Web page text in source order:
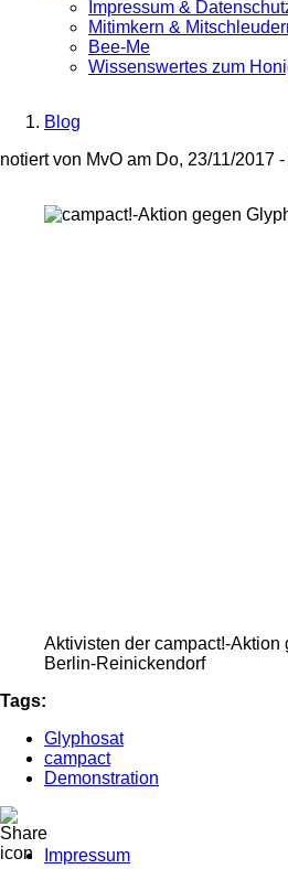
Impressum &
Mitimkern &
Bee-Me
Wissenswertes zum
Breadcrumb
Blog
notiert von MvO am Do, 23/11/2017
Aktivisten der campact!-
Berlin-Reinickendorf
Tags:
Glyphosat
campact
Demonstration
Impressum